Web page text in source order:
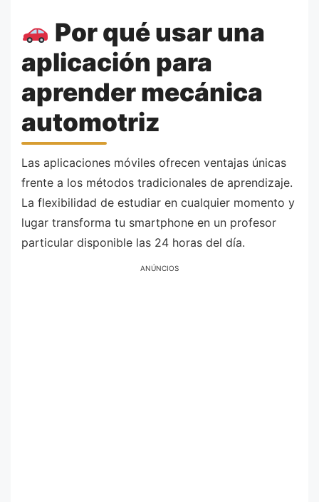
Por qué usar una
aplicación para
aprender mecánica
automotriz
Las aplicaciones móviles ofrecen ventajas únicas
frente a los métodos tradicionales de aprendizaje.
La flexibilidad de estudiar en cualquier momento y
lugar transforma tu smartphone en un profesor
particular disponible las 24 horas del día.
ANÚNCIOS